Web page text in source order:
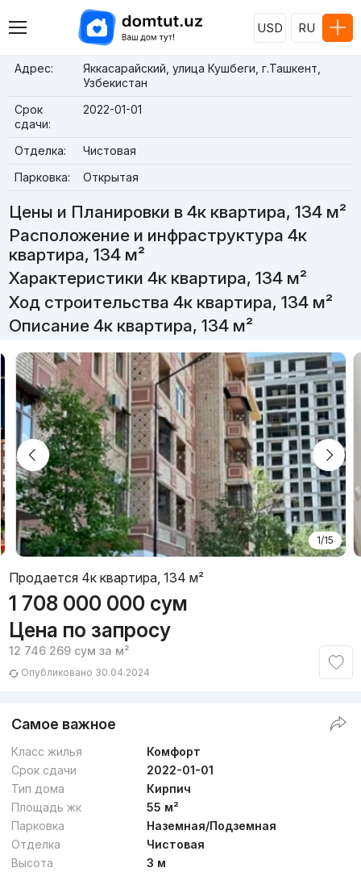
USD RU
Адрес:
Яккасарайский, улица Кушбеги, г.Ташкент,
Узбекистан
Срок
сдачи:
2022-01-01
Отделка:
Чистовая
Парковка:
Открытая
Цены и Планировки в 4к квартира, 134 м²
Расположение и инфраструктура 4к
квартира, 134 м²
Характеристики 4к квартира, 134 м²
Ход строительства 4к квартира, 134 м²
Описание 4к квартира, 134 м²
1/15
Продается 4к квартира, 134 м²
1 708 000 000 сум
Цена по запросу
12 746 269 сум за м²
Опубликовано 30.04.2024
Самое важное
Класс жилья
Комфорт
Срок сдачи
2022-01-01
Тип дома
Кирпич
Площадь жк
55 м²
Парковка
Наземная/Подземная
Отделка
Чистовая
Высота
3 м